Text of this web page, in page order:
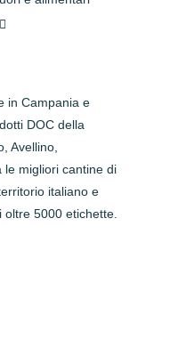
in Campania e
DOC della
Avellino,
migliori cantine di
italiano e
oltre 5000 etichette.